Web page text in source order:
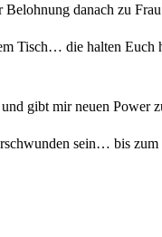
Belohnung danach zu
Tisch… die halten
gibt mir neuen
sein… bis zum